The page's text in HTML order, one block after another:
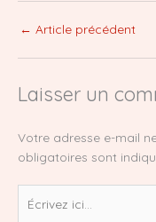
← Article précédent
Laisser un
Votre adresse e-mail
obligatoires sont
ici…